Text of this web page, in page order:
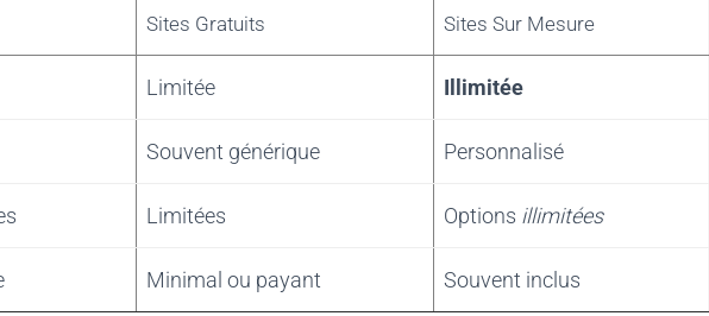
Sites Gratuits Sites Sur Mesure
Limitée Illimitée
Souvent générique Personnalisé
Limitées Options illimitées
Minimal ou payant Souvent inclus